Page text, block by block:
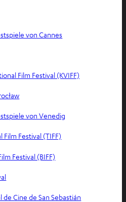
von Cannes
Film Festival (KVIFF)
von Venedig
Festival (TIFF)
Festival (BIFF)
Cine de San Sebastián